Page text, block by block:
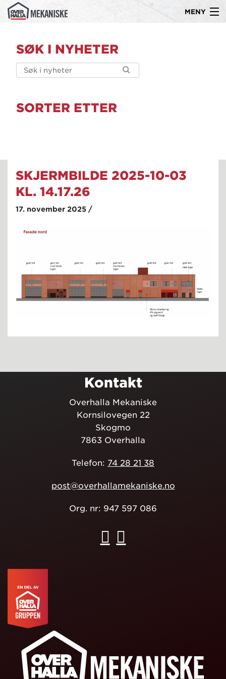
MENY
Produkter
Kompetanse
innholdet
SØK I NYHETER
SORTER ETTER
SKJERMBILDE 2025-10-03
KL. 14.17.26
17. november 2025 /
Kontakt
Overhalla Mekaniske
Kornsilovegen 22
Skogmo
7863 Overhalla
Telefon: 74 28 21 38
post@overhallamekaniske.no
Org. nr: 947 597 086